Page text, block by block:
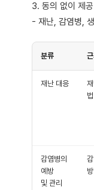
3. 동의 없이 제
- 재난, 감염병,
분류
재난 대응
법
감염병의
예방
및 관리